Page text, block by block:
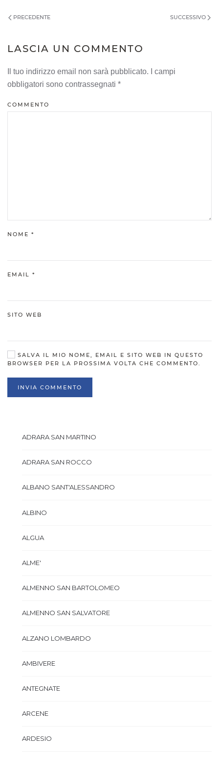
PRECEDENTE SUCCESSIVO
LASCIA UN COMMENTO
Il tuo indirizzo email non sarà pubblicato. I campi
obbligatori sono contrassegnati *
COMMENTO
NOME *
EMAIL *
SITO WEB
SALVA IL MIO NOME, EMAIL E SITO WEB IN QUESTO
BROWSER PER LA PROSSIMA VOLTA CHE COMMENTO.
INVIA COMMENTO
ADRARA SAN MARTINO
ADRARA SAN ROCCO
ALBANO SANT'ALESSANDRO
ALBINO
ALGUA
ALME'
ALMENNO SAN BARTOLOMEO
ALMENNO SAN SALVATORE
ALZANO LOMBARDO
AMBIVERE
ANTEGNATE
ARCENE
ARDESIO